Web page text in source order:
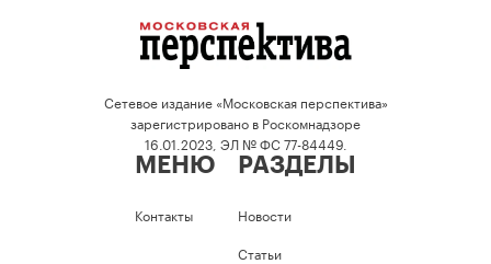
Сетевое издание «Московская перспектива»
зарегистрировано в Роскомнадзоре
16.01.2023, ЭЛ № ФС 77-84449.
МЕНЮ
Контакты
РАЗДЕЛЫ
Новости
Статьи